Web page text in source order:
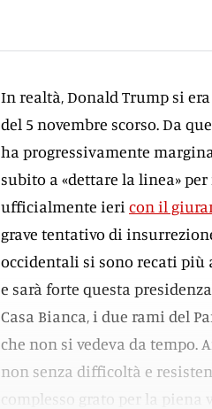
In realtà, Donald Trump si
del 5 novembre scorso. Da
ha progressivamente
subito a «dettare la linea»
ufficialmente ieri con il
grave tentativo di
occidentali si sono recati più
e sarà forte questa
Casa Bianca, i due rami del
che non si vedeva da tempo.
non senza difficoltà e
complesso grato per la piena